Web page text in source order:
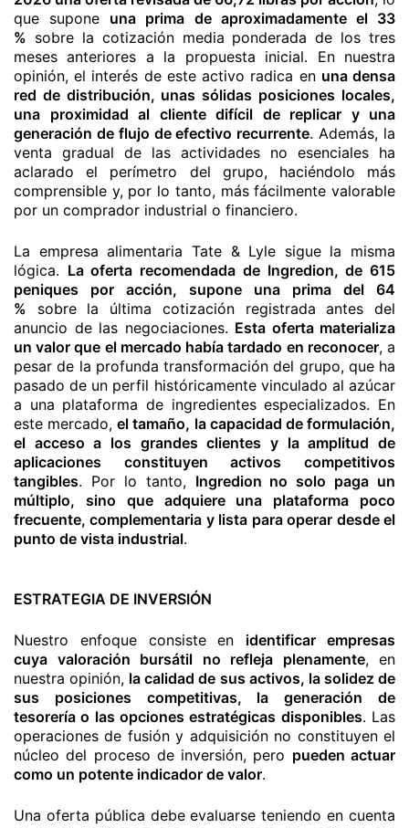
que supone una prima de aproximadamente el 33
% sobre la cotización media ponderada de los tres
meses anteriores a la propuesta inicial. En nuestra
opinión, el interés de este activo radica en una densa
red de distribución, unas sólidas posiciones locales,
una proximidad al cliente difícil de replicar y una
generación de flujo de efectivo recurrente. Además, la
venta gradual de las actividades no esenciales ha
aclarado el perímetro del grupo, haciéndolo más
comprensible y, por lo tanto, más fácilmente valorable
por un comprador industrial o financiero.
La empresa alimentaria Tate & Lyle sigue la misma
lógica. La oferta recomendada de Ingredion, de 615
peniques por acción, supone una prima del 64
% sobre la última cotización registrada antes del
anuncio de las negociaciones. Esta oferta materializa
un valor que el mercado había tardado en reconocer, a
pesar de la profunda transformación del grupo, que ha
pasado de un perfil históricamente vinculado al azúcar
a una plataforma de ingredientes especializados. En
este mercado,el tamaño, la capacidad de formulación,
el acceso a los grandes clientes y la amplitud de
aplicaciones constituyen activos competitivos
tangibles. Por lo tanto, Ingredion no solo paga un
múltiplo, sino que adquiere una plataforma poco
frecuente, complementaria y lista para operar desde el
punto de vista industrial.
ESTRATEGIA DE INVERSIÓN
Nuestro enfoque consiste en identificar empresas
cuya valoración bursátil no refleja plenamente, en
nuestra opinión, la calidad de sus activos, la solidez de
sus posiciones competitivas, la generación de
tesorería o las opciones estratégicas disponibles. Las
operaciones de fusión y adquisición no constituyen el
núcleo del proceso de inversión, pero pueden actuar
como un potente indicador de valor.
Una oferta pública debe evaluarse teniendo en cuenta